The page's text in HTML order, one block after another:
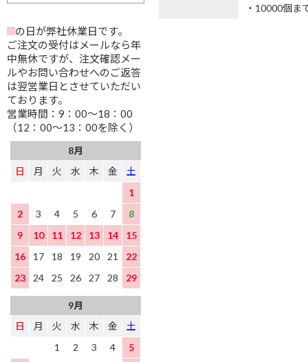
の日が弊社休業日です。
ご注文の受付はメールなら年
中無休ですが、注文確認メー
ルやお問い合わせへのご返答
は翌営業日とさせていただい
ております。
営業時間：9：00～18：00
（12：00～13：00を除く）
8月
日
月 火 水 木 金
土
1
2
3 4 5 6 7
8
9
10 11 12 13 14
15
16
17 18 19 20 21
22
23
24 25 26 27 28 29
9月
日
月 火 水 木 金
土
1
2 3 4
5
10000個ま